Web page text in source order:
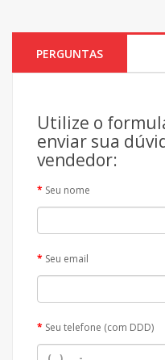
PERGUNTAS
Utilize o
enviar sua
vendedor:
Seu nome
Seu email
Seu telefone (com DDD)